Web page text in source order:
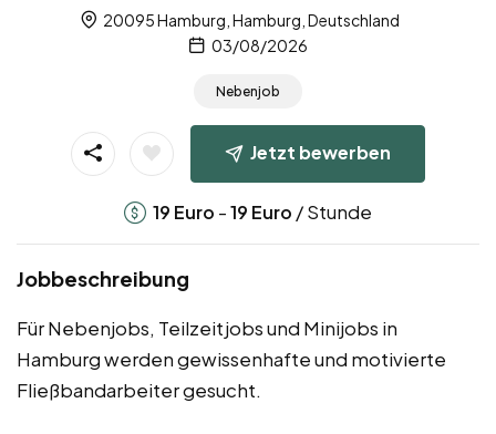
20095 Hamburg, Hamburg, Deutschland
03/08/2026
Nebenjob
Jetzt bewerben
19 Euro -19 Euro / Stunde
Jobbeschreibung
Für Nebenjobs, Teilzeitjobs und Minijobs in
Hamburg werden gewissenhafte und motivierte
Fließbandarbeiter gesucht.